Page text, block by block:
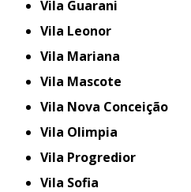
Vila Guarani
Vila Leonor
Vila Mariana
Vila Mascote
Vila Nova Conceição
Vila Olimpia
Vila Progredior
Vila Sofia